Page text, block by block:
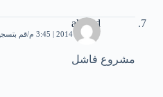
ahmed
27 يناير، 2014 | 3:45 م قم
مشروع فاشل